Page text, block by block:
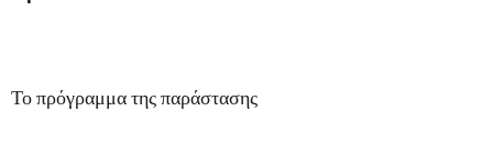
Το πρόγραμμα της παράστασης